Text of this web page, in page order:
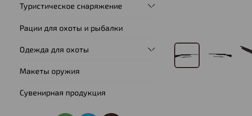
Туристическое снаряжение
Рации для охоты и рыбалки
Одежда для охоты
Макеты оружия
Сувенирная продукция